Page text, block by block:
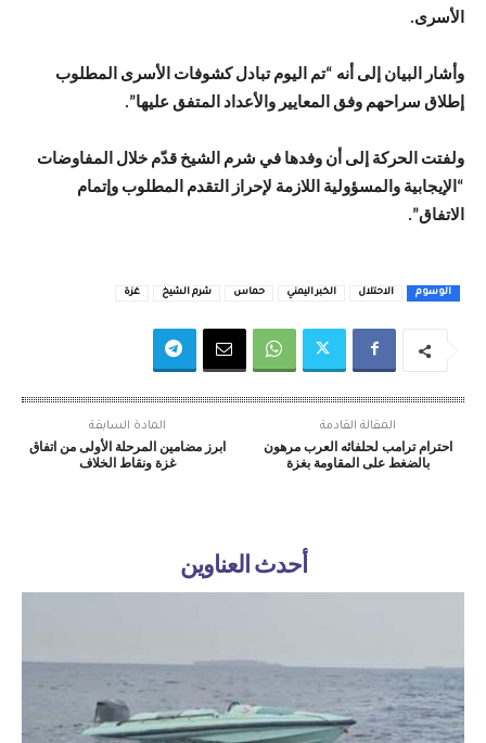
الأسرى.
وأشار البيان إلى أنه “تم اليوم تبادل كشوفات الأسرى المطلوب
إطلاق سراحهم وفق المعايير والأعداد المتفق عليها”.
ولفتت الحركة إلى أن وفدها في شرم الشيخ قدّم خلال المفاوضات
“الإيجابية والمسؤولية اللازمة لإحراز التقدم المطلوب وإتمام
الاتفاق”.
الوسوم الاحتلال الخبر اليمني حماس شرم الشيخ غزة
المادة السابقة
ابرز مضامين المرحلة الأولى من اتفاق
غزة ونقاط الخلاف
المقالة القادمة
احترام ترامب لحلفائه العرب مرهون
بالضغط على المقاومة بغزة
أحدث العناوين